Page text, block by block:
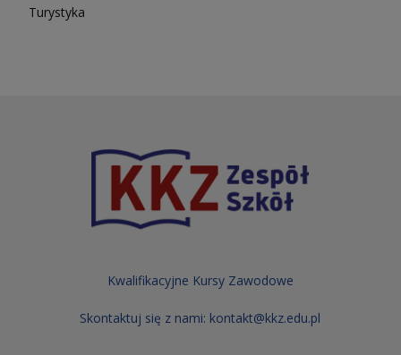
Turystyka
Kwalifikacyjne Kursy Zawodowe
Skontaktuj się z nami: kontakt@kkz.edu.pl